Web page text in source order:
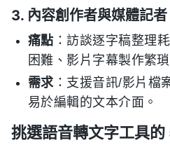
3. 內容創作者與媒體記者
痛點 ：訪談逐字稿整理
困難、影片字幕製作繁瑣
需求：支援音訊/影片檔
易於編輯的文本介面。
挑選語音轉文字工具